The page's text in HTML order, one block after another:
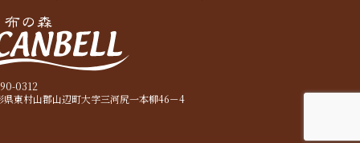
0312
県東村山郡山辺町大字三河尻一本柳46－4